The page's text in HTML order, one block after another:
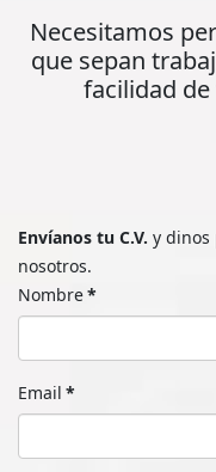
Necesitamos
que sepan
facilidad
Envíanos tu C.V. y dinos
nosotros.
Nombre*
Email *